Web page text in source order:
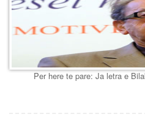
Per here te pare: Ja letra e